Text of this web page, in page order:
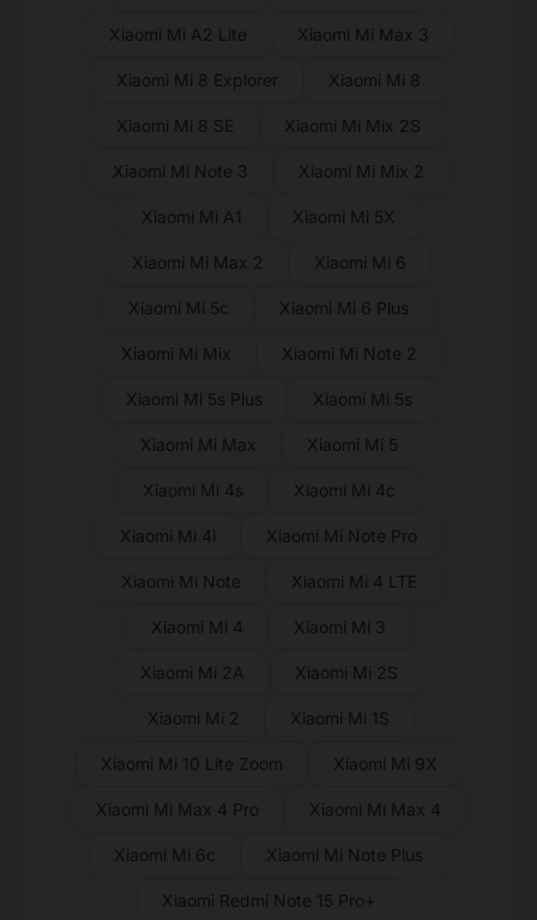
Xiaomi Mi A2 Lite Xiaomi Mi Max 3
Xiaomi Mi 8 Explorer Xiaomi Mi 8
Xiaomi Mi 8 SE Xiaomi Mi Mix 2S
Xiaomi Mi Note 3 Xiaomi Mi Mix 2
Xiaomi Mi A1 Xiaomi Mi 5X
Xiaomi Mi Max 2 Xiaomi Mi 6
Xiaomi Mi 5c Xiaomi Mi 6 Plus
Xiaomi Mi Mix Xiaomi Mi Note 2
Xiaomi Mi 5s Plus Xiaomi Mi 5s
Xiaomi Mi Max Xiaomi Mi 5
Xiaomi Mi 4s Xiaomi Mi 4c
Xiaomi Mi 4i Xiaomi Mi Note Pro
Xiaomi Mi Note Xiaomi Mi 4 LTE
Xiaomi Mi 4 Xiaomi Mi 3
Xiaomi Mi 2A Xiaomi Mi 2S
Xiaomi Mi 2 Xiaomi Mi 1S
Xiaomi Mi 10 Lite Zoom Xiaomi Mi 9X
Xiaomi Mi Max 4 Pro Xiaomi Mi Max 4
Xiaomi Mi 6c Xiaomi Mi Note Plus
Xiaomi Redmi Note 15 Pro+